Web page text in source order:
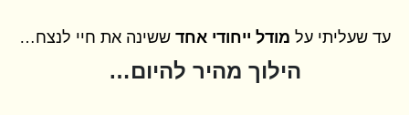
עד שעליתי על מודל ייחודי אחד ששינה את חיי לנצח…
הילוך מהיר להיום…